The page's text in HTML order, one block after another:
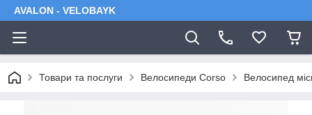
AVALON - VELOBAYK
Товари та послуги Велосипеди Corso Велосипед